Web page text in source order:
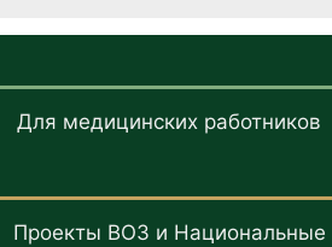
Для медицинских работников
Проекты ВОЗ и Национальные